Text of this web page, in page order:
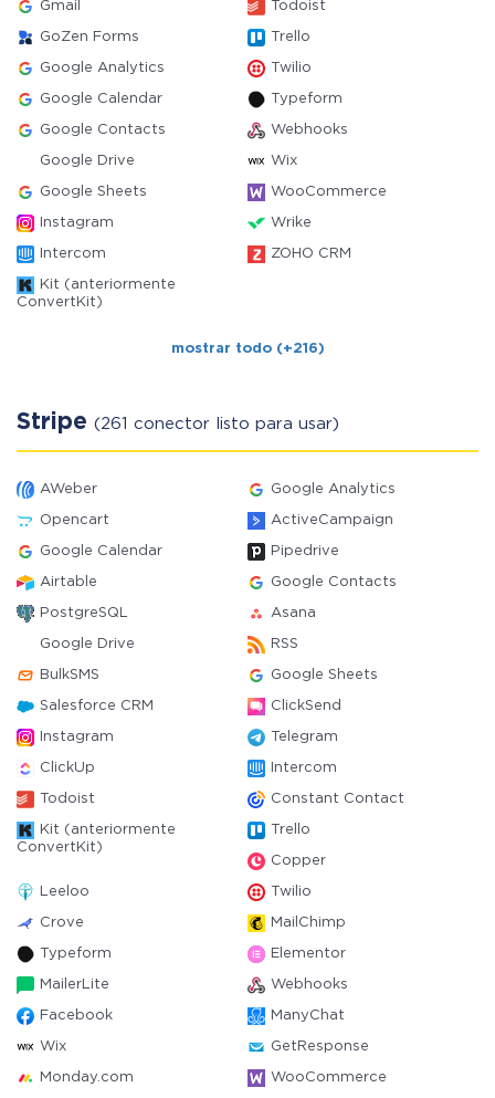
Gmail Todoist
GoZen Forms Trello
Google Analytics Twilio
Google Calendar Typeform
Google Contacts Webhooks
Google Drive Wix
Google Sheets WooCommerce
Instagram Wrike
Intercom ZOHO CRM
Kit (anteriormente
ConvertKit)
mostrar todo (+216)
Stripe (261 conector listo para usar)
AWeber Google Analytics
Opencart ActiveCampaign
Google Calendar Pipedrive
Airtable Google Contacts
PostgreSQL Asana
Google Drive RSS
BulkSMS Google Sheets
Salesforce CRM ClickSend
Instagram Telegram
ClickUp Intercom
Todoist Constant Contact
Kit (anteriormente
ConvertKit)
Trello
Copper
Leeloo Twilio
Crove MailChimp
Typeform Elementor
MailerLite Webhooks
Facebook ManyChat
Wix GetResponse
Monday.com WooCommerce